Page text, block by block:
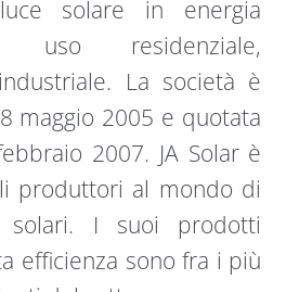
solare in energia
residenziale,
La società è
maggio 2005 e quotata
2007. JA Solar è
produttori al mondo di
I suoi prodotti
efficienza sono fra i più